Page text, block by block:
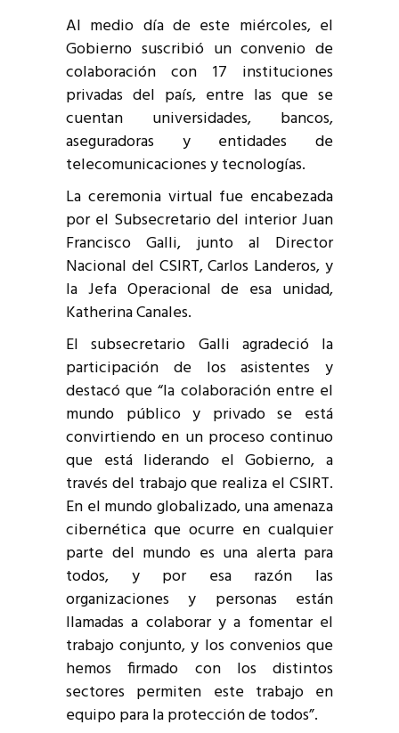
Al medio día de este miércoles, el
Gobierno suscribió un convenio de
colaboración con 17 instituciones
privadas del país, entre las que se
cuentan universidades, bancos,
aseguradoras y entidades de
telecomunicaciones y tecnologías.
La ceremonia virtual fue encabezada
por el Subsecretario del interior Juan
Francisco Galli, junto al Director
Nacional del CSIRT, Carlos Landeros, y
la Jefa Operacional de esa unidad,
Katherina Canales.
El subsecretario Galli agradeció la
participación de los asistentes y
destacó que “la colaboración entre el
mundo público y privado se está
convirtiendo en un proceso continuo
que está liderando el Gobierno, a
través del trabajo que realiza el CSIRT.
En el mundo globalizado, una amenaza
cibernética que ocurre en cualquier
parte del mundo es una alerta para
todos, y por esa razón las
organizaciones y personas están
llamadas a colaborar y a fomentar el
trabajo conjunto, y los convenios que
hemos firmado con los distintos
sectores permiten este trabajo en
equipo para la protección de todos”.